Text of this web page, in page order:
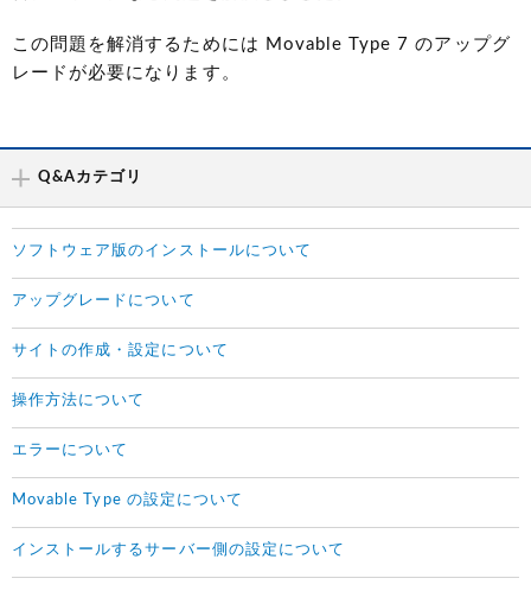
この問題を解消するためには Movable Type 7 のアップグ
レードが必要になります。
Q&Aカテゴリ
ソフトウェア版のインストールについて
アップグレードについて
サイトの作成・設定について
操作方法について
エラーについて
Movable Type の設定について
インストールするサーバー側の設定について